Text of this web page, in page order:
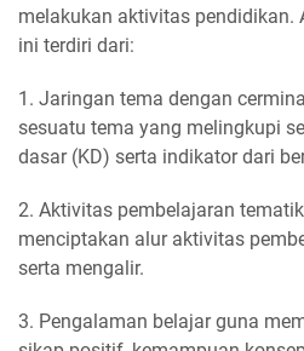
melakukan aktivitas pendidikan.
ini terdiri dari:
1. Jaringan tema dengan
sesuatu tema yang melingkupi
dasar (KD) serta indikator dari
2. Aktivitas pembelajaran
menciptakan alur aktivitas
serta mengalir.
3. Pengalaman belajar guna